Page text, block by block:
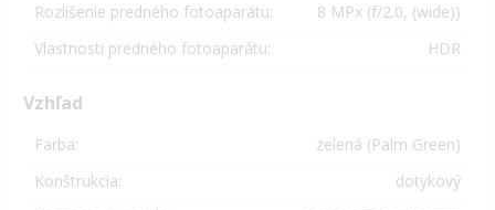
Rozlíšenie predného fotoaparátu:
8 MPx (f/2.0, (wide))
Vlastnosti predného fotoaparátu:
HDR
Vzhľad
Farba:
zelená (Palm Green)
Konštrukcia:
dotykový